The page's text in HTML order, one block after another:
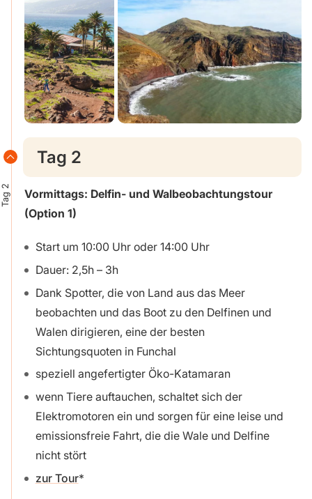
Tag 2
Tag 2
Vormittags: Delfin- und Walbeobachtungstour
(Option 1)
Start um 10:00 Uhr oder 14:00 Uhr
Dauer: 2,5h – 3h
Dank Spotter, die von Land aus das Meer
beobachten und das Boot zu den Delfinen und
Walen dirigieren, eine der besten
Sichtungsquoten in Funchal
speziell angefertigter Öko-Katamaran
wenn Tiere auftauchen, schaltet sich der
Elektromotoren ein und sorgen für eine leise und
emissionsfreie Fahrt, die die Wale und Delfine
nicht stört
zur Tour